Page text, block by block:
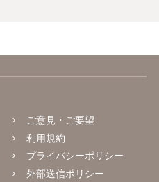
ご意見・ご要望
利用規約
プライバシーポリシー
外部送信ポリシー